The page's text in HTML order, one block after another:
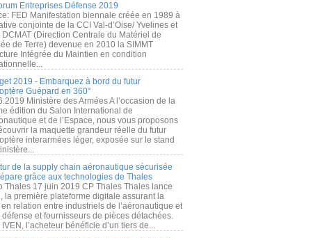
Entreprises Défense 2019
FED Manifestation biennale créée en 1989 à
conjointe de la CCI Val-d’Oise/ Yvelines et
DCMAT (Direction Centrale du Matériel de
de Terre) devenue en 2010 la SIMMT
Intégrée du Maintien en condition
2019 - Embarquez à bord du futur
Guépard en 360°
Ministère des Armées A l’occasion de la
édition du Salon International de
et de l’Espace, nous vous proposons
la maquette grandeur réelle du futur
interarmées léger, exposée sur le stand
de la supply chain aéronautique sécurisée
grâce aux technologies de Thales
Thales 17 juin 2019 CP Thales Thales lance
la première plateforme digitale assurant la
relation entre industriels de l’aéronautique et
défense et fournisseurs de pièces détachées.
l’acheteur bénéficie d’un tiers de...